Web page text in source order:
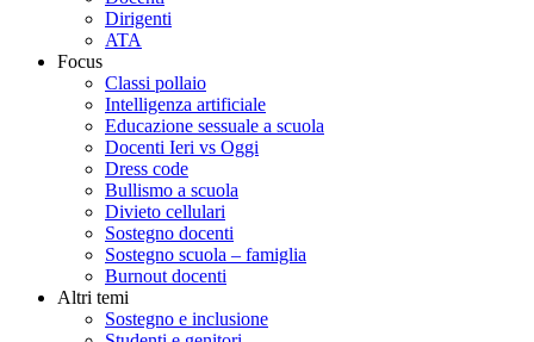
Dirigenti
ATA
Focus
Classi pollaio
Intelligenza artificiale
Educazione sessuale a scuola
Docenti Ieri vs Oggi
Dress code
Bullismo a scuola
Divieto cellulari
Sostegno docenti
Sostegno scuola – famiglia
Burnout docenti
Altri temi
Sostegno e inclusione